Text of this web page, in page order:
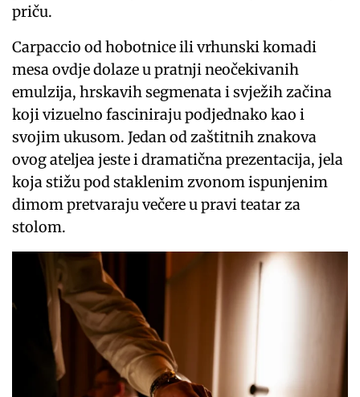
priču.
Carpaccio od hobotnice ili vrhunski komadi
mesa ovdje dolaze u pratnji neočekivanih
emulzija, hrskavih segmenata i svježih začina
koji vizuelno fasciniraju podjednako kao i
svojim ukusom. Jedan od zaštitnih znakova
ovog ateljea jeste i dramatična prezentacija, jela
koja stižu pod staklenim zvonom ispunjenim
dimom pretvaraju večere u pravi teatar za
stolom.